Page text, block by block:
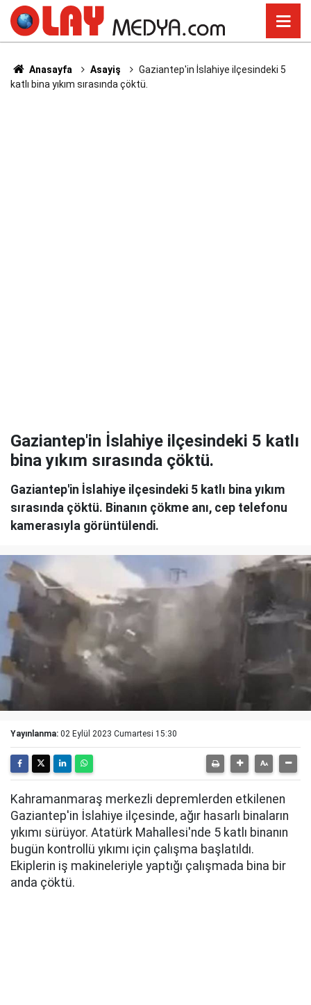
Anasayfa Asayiş
Gaziantep'in İslahiye ilçesindeki 5
katlı bina yıkım sırasında çöktü.
Gaziantep'in İslahiye ilçesindeki 5 katlı
bina yıkım sırasında çöktü.
Gaziantep'in İslahiye ilçesindeki 5 katlı bina yıkım
sırasında çöktü. Binanın çökme anı, cep telefonu
kamerasıyla görüntülendi.
Yayınlanma: 02 Eylül 2023 Cumartesi 15:30
Kahramanmaraş merkezli depremlerden etkilenen
Gaziantep'in İslahiye ilçesinde, ağır hasarlı binaların
yıkımı sürüyor. Atatürk Mahallesi'nde 5 katlı binanın
bugün kontrollü yıkımı için çalışma başlatıldı.
Ekiplerin iş makineleriyle yaptığı çalışmada bina bir
anda çöktü.